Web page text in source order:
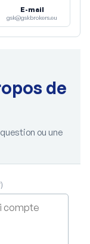
E-mail
gsk@gskbrokers.eu
de
ou une